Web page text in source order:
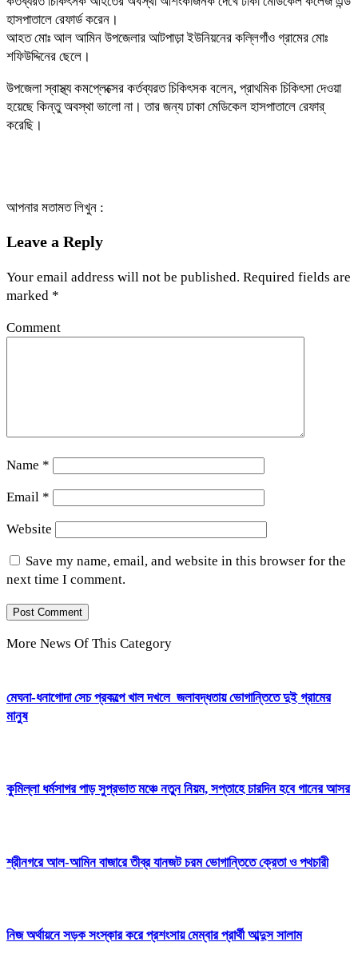
হাসপাতালে রেফার্ড করেন।
আহত মোঃ আল আমিন উপজেলার আটপাড়া ইউনিয়নের কল্লিগাঁও গ্রামের মোঃ
শফিউদ্দিনের ছেলে।
উপজেলা স্বাস্থ্য কমপ্লেক্সের কর্তব্যরত চিকিৎসক বলেন, প্রাথমিক চিকিৎসা দেওয়া
হয়েছে কিন্তু অবস্থা ভালো না। তার জন্য ঢাকা মেডিকেল হাসপাতালে রেফার্
করেছি।
আপনার মতামত লিখুন :
Leave a Reply
Your email address will not be published. Required fields are
marked *
Comment
Name *
Email *
Website
Save my name, email, and website in this browser for the
next time I comment.
More News Of This Category
মেঘনা-ধনাগোদা সেচ প্রকল্পে খাল দখলে জলাবদ্ধতায় ভোগান্তিতে দুই গ্রামের
মানুষ
কুমিল্লা ধর্মসাগর পাড় সুপ্রভাত মঞ্চে নতুন নিয়ম, সপ্তাহে চারদিন হবে গানের আসর
শ্রীনগরে আল-আমিন বাজারে তীব্র যানজট চরম ভোগান্তিতে ক্রেতা ও পথচারী
নিজ অর্থায়নে সড়ক সংস্কার করে প্রশংসায় মেম্বার প্রার্থী আব্দুস সালাম